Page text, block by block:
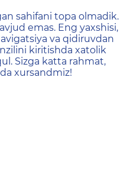
не
sahifani topa olmadik.
emas. Eng yaxshisi,
va qidiruvdan
kiritishda xatolik
Sizga katta rahmat,
xursandmiz!